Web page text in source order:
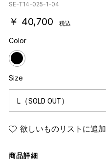
SE-T14-025-1-04
￥ 40,700 税込
Color
Size
欲しいものリストに追加
商品詳細